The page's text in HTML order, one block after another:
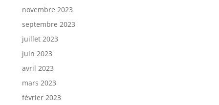
novembre 2023
septembre 2023
juillet 2023
juin 2023
avril 2023
mars 2023
février 2023